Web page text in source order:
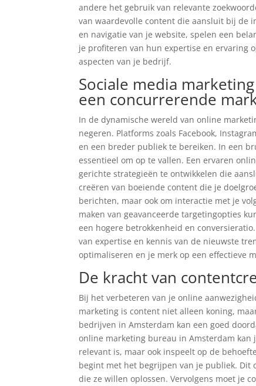
andere het gebruik van relevante
van waardevolle content die aansluit bij de
en navigatie van je website, spelen een
je profiteren van hun expertise en ervaring
aspecten van je bedrijf.
Sociale media
een concurrerende
In de dynamische wereld van online
negeren. Platforms zoals Facebook,
en een breder publiek te bereiken. In een
essentieel om op te vallen. Een ervaren
gerichte strategieën te ontwikkelen die
creëren van boeiende content die je
berichten, maar ook om interactie met je
maken van geavanceerde targetingopties
een hogere betrokkenheid en
van expertise en kennis van de nieuwste
optimaliseren en je merk op een effectieve
De kracht van
Bij het verbeteren van je online
marketing is content niet alleen koning,
bedrijven in Amsterdam kan een goed
online marketing bureau in Amsterdam
relevant is, maar ook inspeelt op de
begint met het begrijpen van je publiek. Dit
die ze willen oplossen. Vervolgens moet je